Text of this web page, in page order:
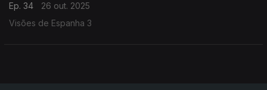
Ep. 34
26 out. 2025
Visões de Espanha 3